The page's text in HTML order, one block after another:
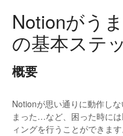
Notionがう
の基本ステ
概要
Notionが思い通りに動作し
まった…など、困った時に
ィングを行うことができます